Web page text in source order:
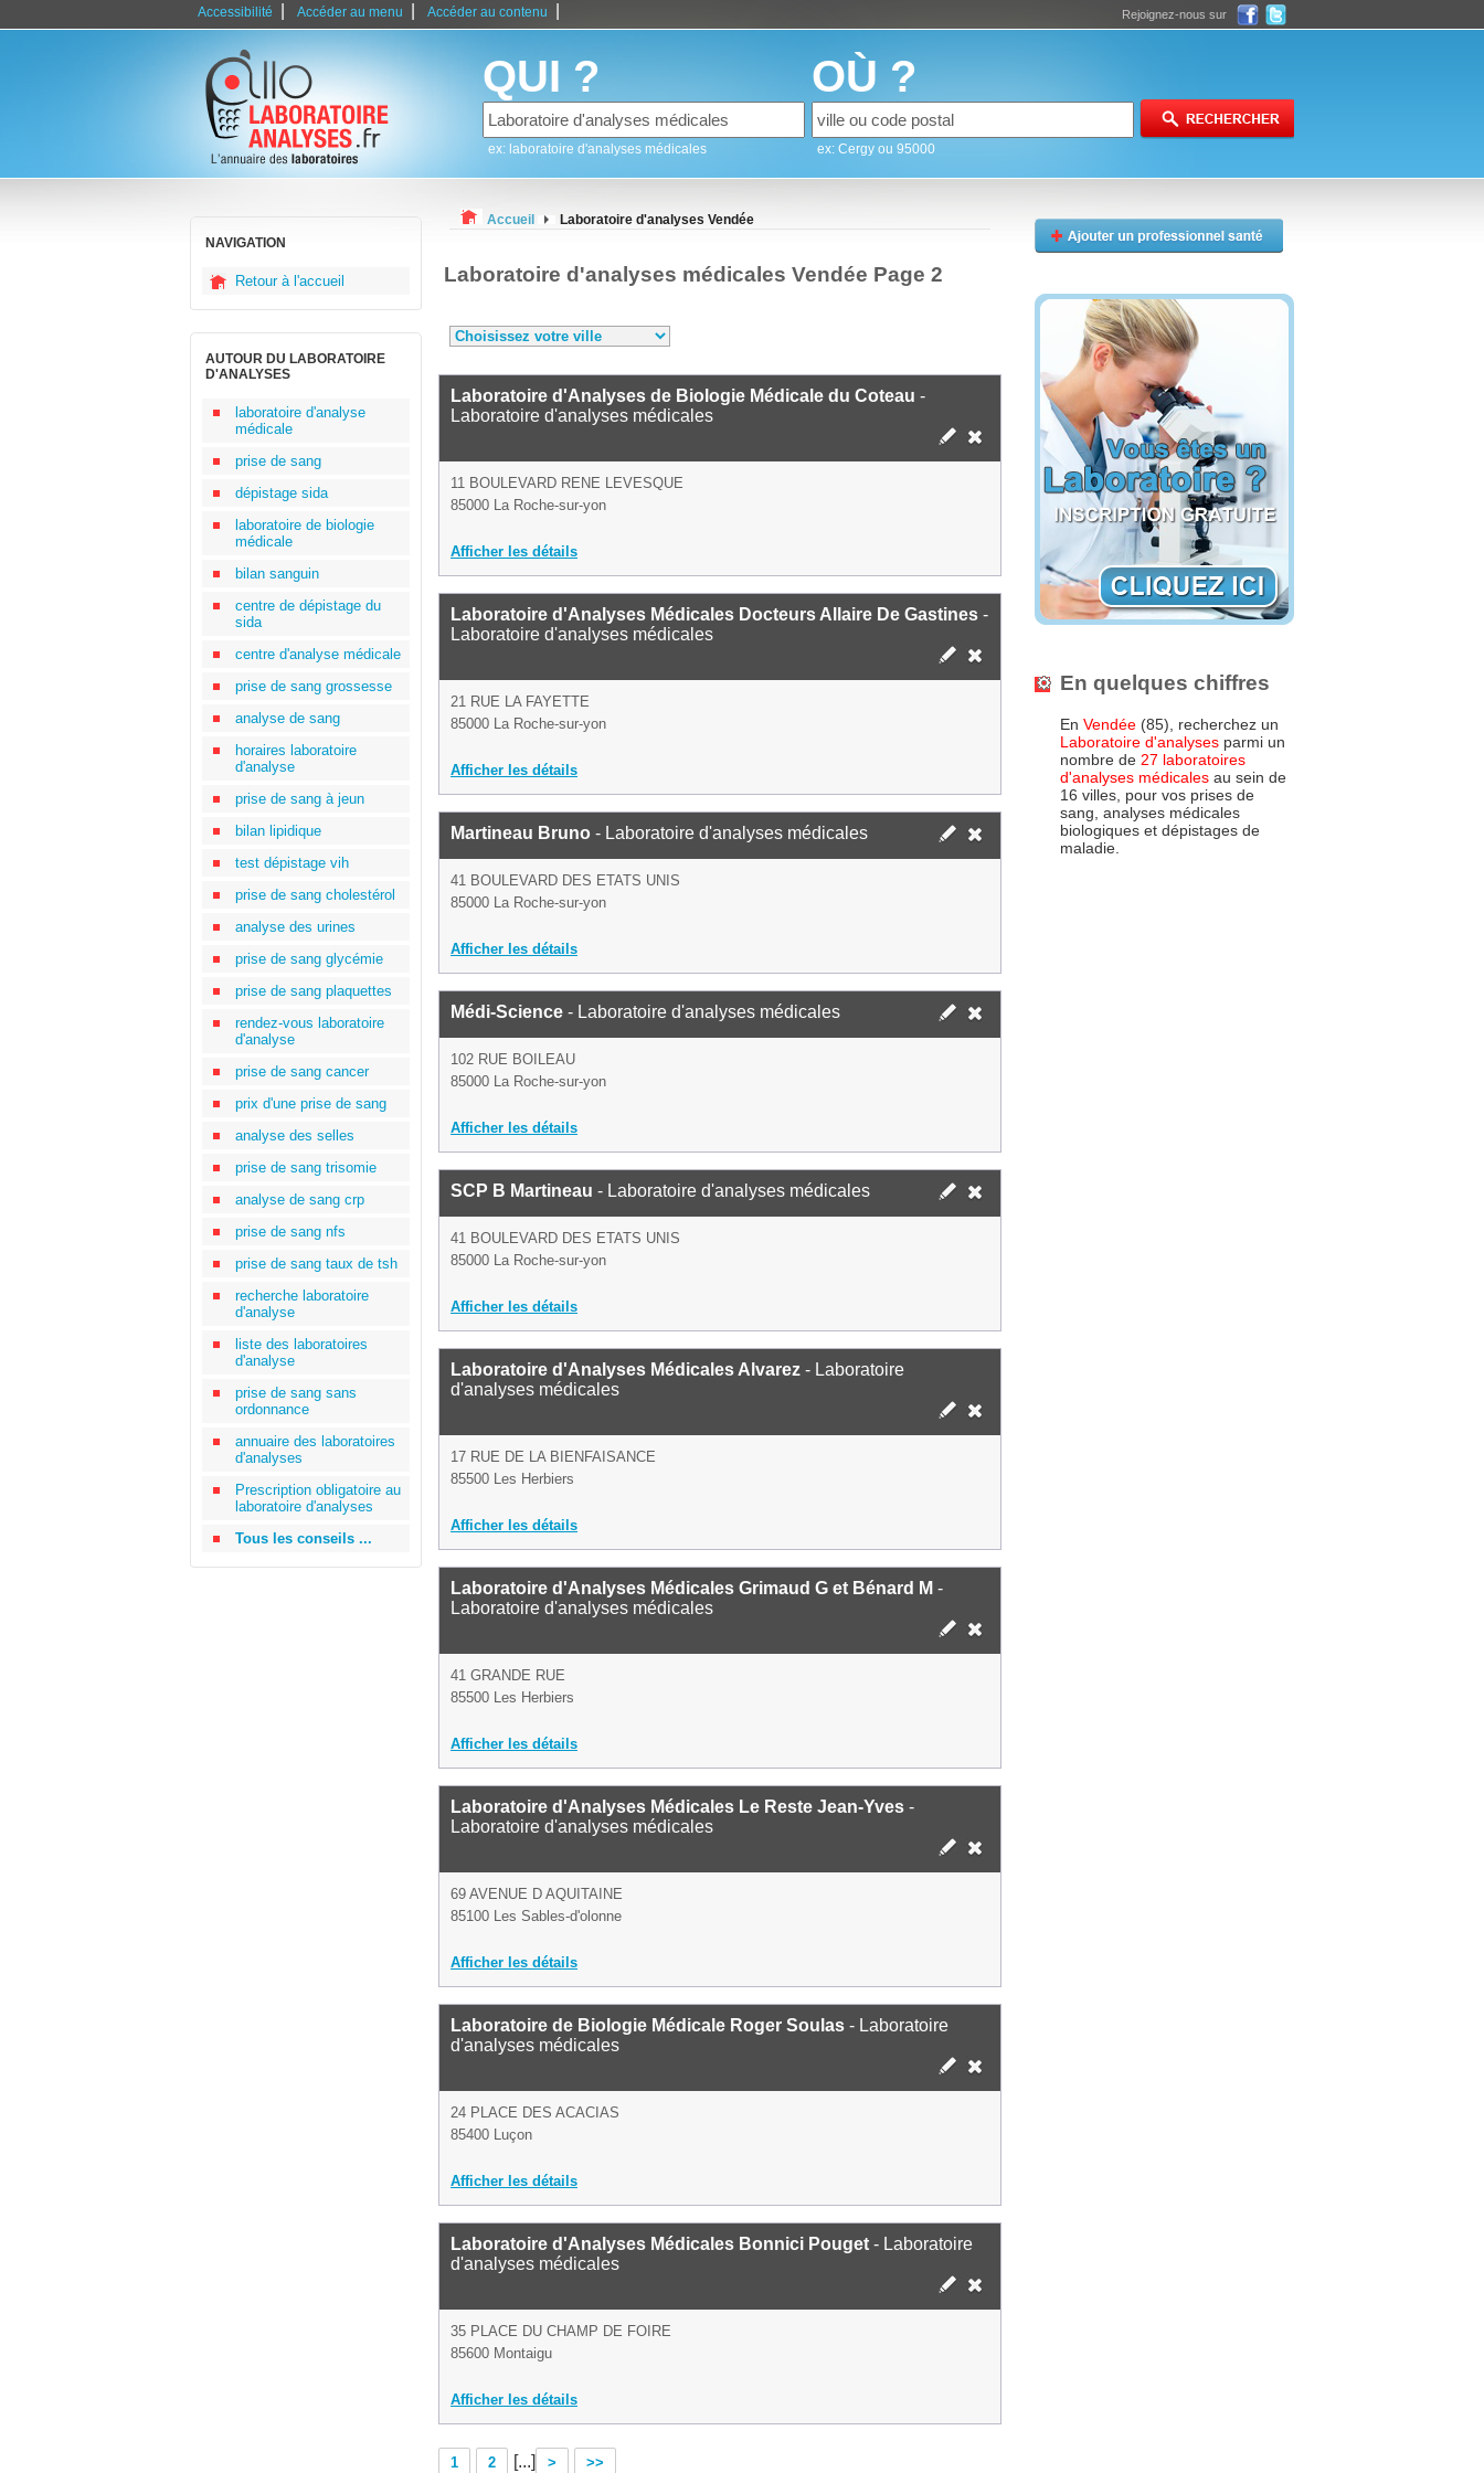
Accessibilité Accéder au menu Accéder au contenu Rejoignez-nous sur
QUI ?
ex: laboratoire d'analyses médicales
OÙ ?
ex: Cergy ou 95000
NAVIGATION
Retour à l'accueil
AUTOUR DU LABORATOIRE
D'ANALYSES
laboratoire d'analyse
médicale
prise de sang
dépistage sida
laboratoire de biologie
médicale
bilan sanguin
centre de dépistage du
sida
centre d'analyse médicale
prise de sang grossesse
analyse de sang
horaires laboratoire
d'analyse
prise de sang à jeun
bilan lipidique
test dépistage vih
prise de sang cholestérol
analyse des urines
prise de sang glycémie
prise de sang plaquettes
rendez-vous laboratoire
d'analyse
prise de sang cancer
prix d'une prise de sang
analyse des selles
prise de sang trisomie
analyse de sang crp
prise de sang nfs
prise de sang taux de tsh
recherche laboratoire
d'analyse
liste des laboratoires
d'analyse
prise de sang sans
ordonnance
annuaire des laboratoires
d'analyses
Prescription obligatoire au
laboratoire d'analyses
Tous les conseils ...
Accueil Laboratoire d'analyses Vendée
Laboratoire d'analyses médicales Vendée Page 2
Laboratoire d'Analyses de Biologie Médicale du Coteau -
Laboratoire d'analyses médicales
11 BOULEVARD RENE LEVESQUE
85000 La Roche-sur-yon
Afficher les détails
Laboratoire d'Analyses Médicales Docteurs Allaire De Gastines -
Laboratoire d'analyses médicales
21 RUE LA FAYETTE
85000 La Roche-sur-yon
Afficher les détails
Martineau Bruno - Laboratoire d'analyses médicales
41 BOULEVARD DES ETATS UNIS
85000 La Roche-sur-yon
Afficher les détails
Médi-Science - Laboratoire d'analyses médicales
102 RUE BOILEAU
85000 La Roche-sur-yon
Afficher les détails
SCP B Martineau - Laboratoire d'analyses médicales
41 BOULEVARD DES ETATS UNIS
85000 La Roche-sur-yon
Afficher les détails
Laboratoire d'Analyses Médicales Alvarez - Laboratoire
d'analyses médicales
17 RUE DE LA BIENFAISANCE
85500 Les Herbiers
Afficher les détails
Laboratoire d'Analyses Médicales Grimaud G et Bénard M -
Laboratoire d'analyses médicales
41 GRANDE RUE
85500 Les Herbiers
Afficher les détails
Laboratoire d'Analyses Médicales Le Reste Jean-Yves -
Laboratoire d'analyses médicales
69 AVENUE D AQUITAINE
85100 Les Sables-d'olonne
Afficher les détails
Laboratoire de Biologie Médicale Roger Soulas - Laboratoire
d'analyses médicales
24 PLACE DES ACACIAS
85400 Luçon
Afficher les détails
Laboratoire d'Analyses Médicales Bonnici Pouget - Laboratoire
d'analyses médicales
35 PLACE DU CHAMP DE FOIRE
85600 Montaigu
Afficher les détails
1 2 [...] > >>
En quelques chiffres
En Vendée (85), recherchez un
Laboratoire d'analyses parmi un
nombre de 27 laboratoires
d'analyses médicales au sein de
16 villes, pour vos prises de
sang, analyses médicales
biologiques et dépistages de
maladie.